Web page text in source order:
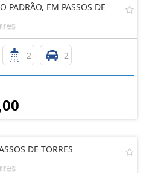
PADRÃO, EM PASSOS DE
2 2
DE TORRES